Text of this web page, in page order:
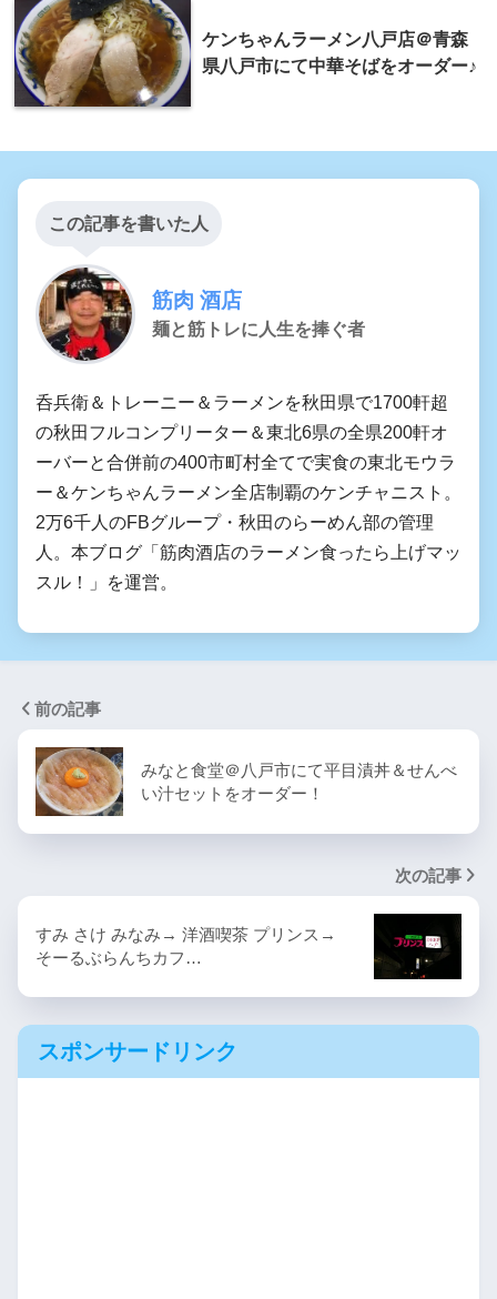
ケンちゃんラーメン八戸店＠青森
県八戸市にて中華そばをオーダー♪
この記事を書いた人
筋肉 酒店
麺と筋トレに人生を捧ぐ者
呑兵衛＆トレーニー＆ラーメンを秋田県で1700軒超
の秋田フルコンプリーター＆東北6県の全県200軒オ
ーバーと合併前の400市町村全てで実食の東北モウラ
ー＆ケンちゃんラーメン全店制覇のケンチャニスト。
2万6千人のFBグループ・秋田のらーめん部の管理
人。本ブログ「筋肉酒店のラーメン食ったら上げマッ
スル！」を運営。
前の記事
みなと食堂＠八戸市にて平目漬丼＆せんべ
い汁セットをオーダー！
次の記事
すみ さけ みなみ→ 洋酒喫茶 プリンス→
そーるぶらんちカフ…
スポンサードリンク